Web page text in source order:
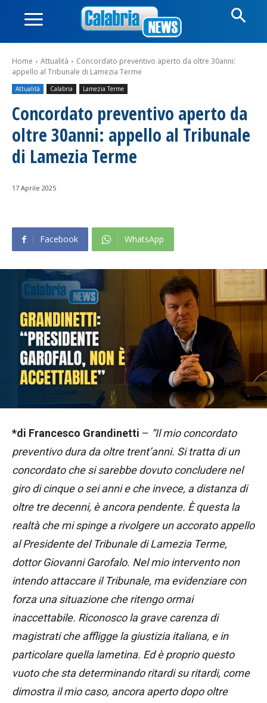
Home Attualità
Concordato preventivo aperto da oltre 30anni:
appello al Tribunale di Lamezia Terme
Attualità Calabria Lamezia Terme
Concordato preventivo aperto da
oltre 30anni: appello al Tribunale
di Lamezia Terme
17 Aprile 2025
Facebook WhatsApp
*di Francesco Grandinetti – “Il mio concordato
preventivo dura da oltre trent’anni. Si tratta di un
concordato che si sarebbe dovuto concludere nel
giro di cinque o sei anni e che invece, a distanza di
oltre tre decenni, è ancora pendente. È questa la
realtà che mi spinge a rivolgere un accorato appello
al Presidente del Tribunale di Lamezia Terme,
dottor Giovanni Garofalo. Nel mio intervento non
intendo attaccare il Tribunale, ma evidenziare con
forza una situazione che ritengo ormai
inaccettabile. Riconosco la grave carenza di
magistrati che affligge la giustizia italiana, e in
particolare quella lametina. Ed è proprio questo
vuoto che sta determinando ritardi su ritardi, come
dimostra il mio caso, ancora aperto dopo oltre